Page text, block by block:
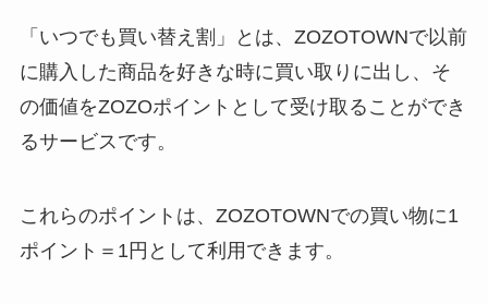
「いつでも買い替え割」とは、ZOZOTOWNで以前
に購入した商品を好きな時に買い取りに出し、そ
の価値をZOZOポイントとして受け取ることができ
るサービスです。
これらのポイントは、ZOZOTOWNでの買い物に1
ポイント＝1円として利用できます。